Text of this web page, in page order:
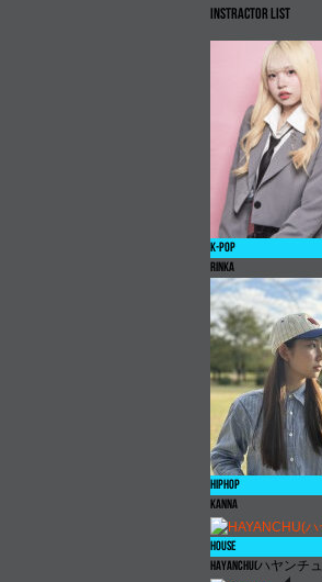
INSTRACTOR LIST
K-POP
RINKA
HIPHOP
KANNA
HOUSE
HAYANCHU(ハヤンチュ